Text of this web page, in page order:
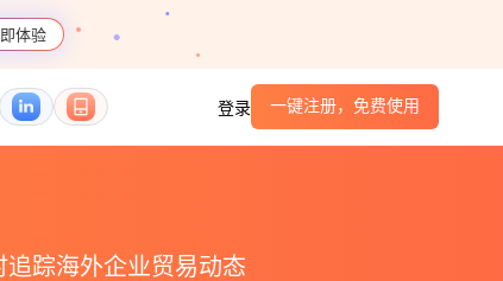
体验
登录 一键注册，免费使用
踪海外企业贸易动态